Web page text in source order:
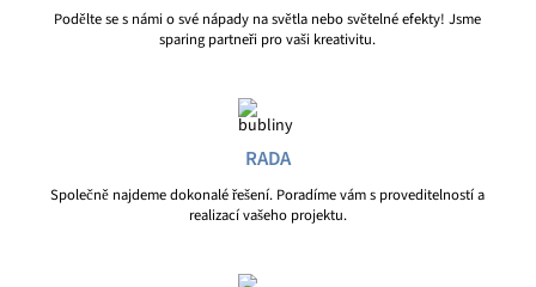
Podělte se s námi o své nápady na světla nebo světelné efekty! Jsme
sparing partneři pro vaši kreativitu.
RADA
Společně najdeme dokonalé řešení. Poradíme vám s proveditelností a
realizací vašeho projektu.